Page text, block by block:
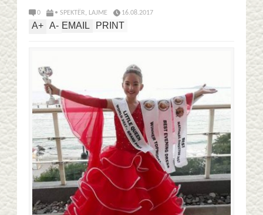
0 • SPEKTËR, LAJME 16.08.2017
A+ A- EMAIL PRINT